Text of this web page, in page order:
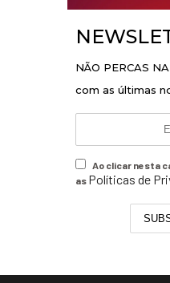
NÃO PERCAS
com as últimas
Ao clicar nesta
as Políticas de